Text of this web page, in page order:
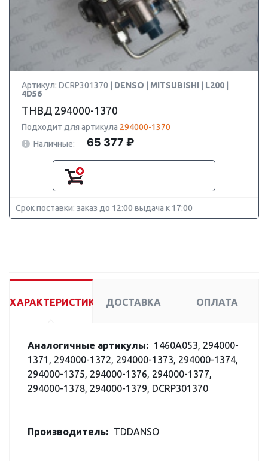
Артикул: DCRP301370 | DENSO MITSUBISHI L200
4D56
ТНВД 294000-1370
Подходит для артикула 294000-1370
Наличные:
65 377 ₽
Срок поставки: заказ до 12:00 выдача к 17:00
ХАРАКТЕРИСТИКИ ДОСТАВКА ОПЛАТА
Аналогичные артикулы: 1460A053, 294000-
1371, 294000-1372, 294000-1373, 294000-1374,
294000-1375, 294000-1376, 294000-1377,
294000-1378, 294000-1379, DCRP301370
Производитель: TDDANSO